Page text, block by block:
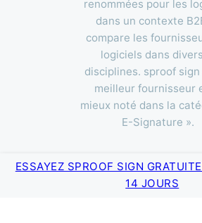
renommées pour les
dans un contexte
compare les
logiciels dans
disciplines. sproof
meilleur fournisseur
mieux noté dans la
E-Signature ».
ESSAYEZ SPROOF SIGN
14 JOURS